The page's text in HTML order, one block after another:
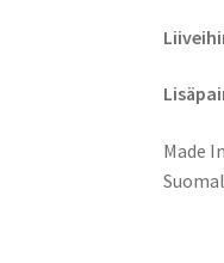
Made